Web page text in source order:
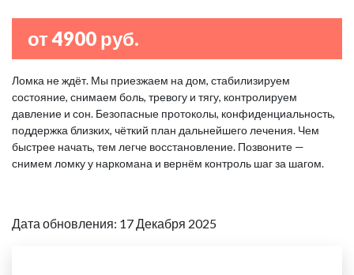
от 4900 руб.
Ломка не ждёт. Мы приезжаем на дом, стабилизируем
состояние, снимаем боль, тревогу и тягу, контролируем
давление и сон. Безопасные протоколы, конфиденциальность,
поддержка близких, чёткий план дальнейшего лечения. Чем
быстрее начать, тем легче восстановление. Позвоните —
снимем ломку у наркомана и вернём контроль шаг за шагом.
Дата обновления: 17 Декабря 2025